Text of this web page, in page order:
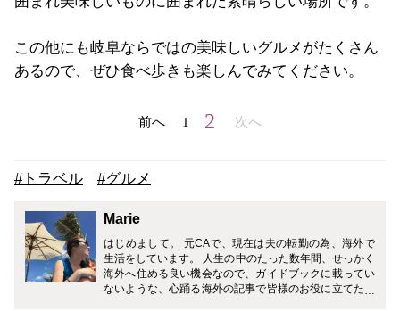
この他にも岐阜ならではの美味しいグルメがたくさん
あるので、ぜひ食べ歩きも楽しんでみてください。
前へ 1 2 次へ
#トラベル #グルメ
Marie
はじめまして。 元CAで、現在は夫の転勤の為、海外で
生活をしています。 人生の中のたった数年間、せっかく
海外へ住める良い機会なので、ガイドブックに載ってい
ないような、心踊る海外の記事で皆様のお役に立てたら